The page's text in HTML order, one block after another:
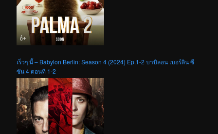
เร็วๆ นี้ – Babylon Berlin: Season 4 (2024) Ep.1-2 บาบิลอน เบอร์ลิน ซี
ซัน 4 ตอนที่ 1-2